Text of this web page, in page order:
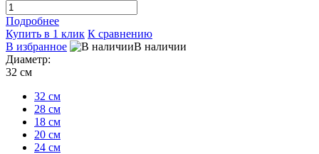
Подробнее
Купить в 1 клик К сравнению
В избранное
В наличии
Диаметр:
32 см
32 см
28 см
18 см
20 см
24 см